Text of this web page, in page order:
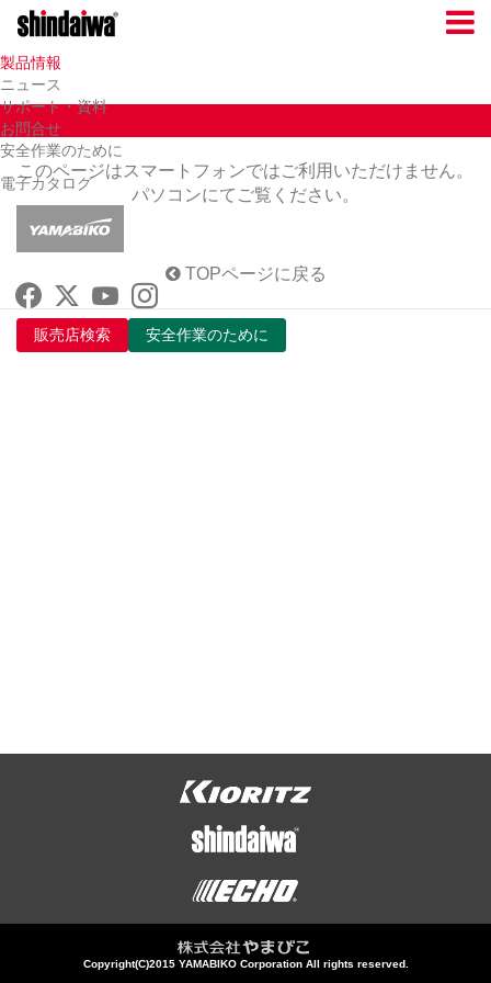
製品情報
ニュース
サポート・資料
お問合せ
安全作業のために
電子カタログ
販売店検索 安全作業のために
このページはスマートフォンではご利用いただけません。
パソコンにてご覧ください。
TOPページに戻る
Copyright(C)2015 YAMABIKO Corporation All rights reserved.